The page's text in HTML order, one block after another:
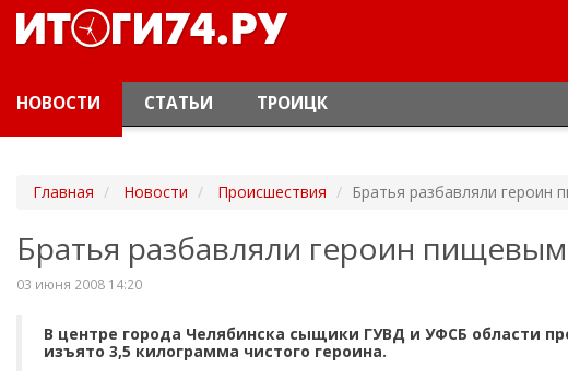
НОВОСТИ СТАТЬИ ТРОИЦК
Главная Новости Происшествия Братья разбавляли героин
Братья разбавляли героин
03 июня 2008 14:20
В центре города Челябинска сыщики ГУВД и УФСБ области
изъято 3,5 килограмма чистого героина.